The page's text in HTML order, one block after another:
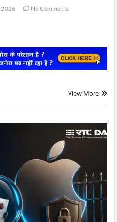
2026 No Comments
View More